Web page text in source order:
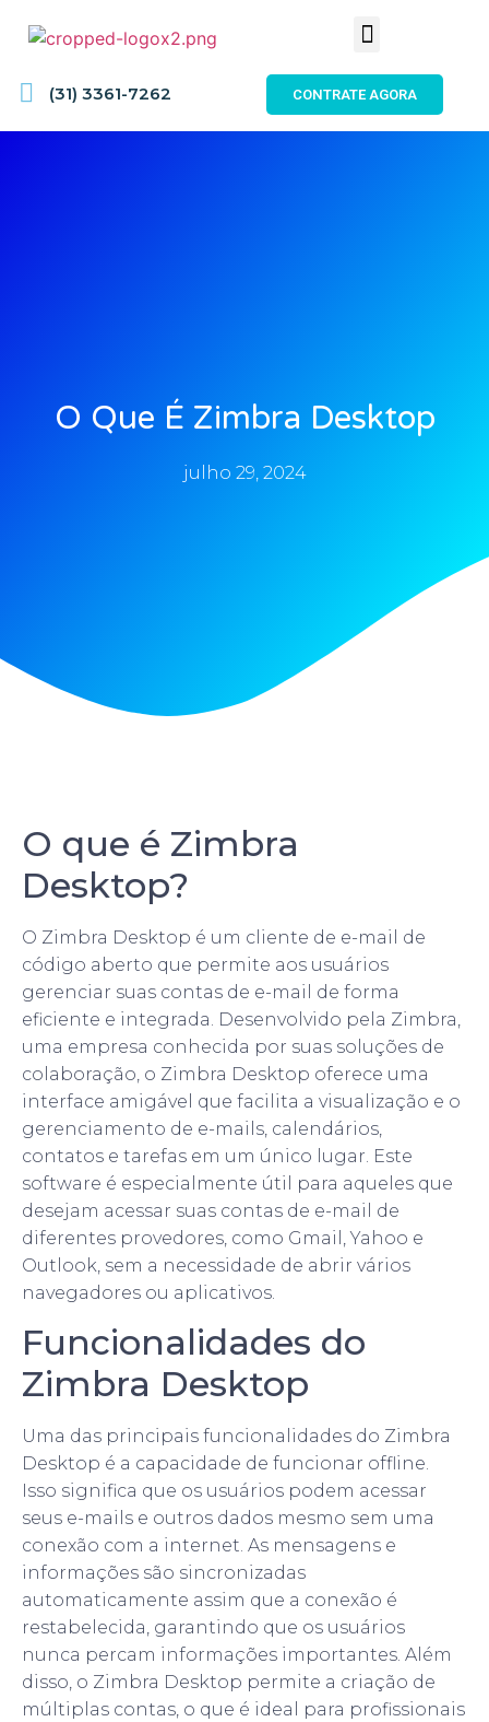
(31) 3361-7262 CONTRATE AGORA
O Que É Zimbra Desktop
julho 29, 2024
O que é Zimbra
Desktop?
O Zimbra Desktop é um cliente de e-mail de
código aberto que permite aos usuários
gerenciar suas contas de e-mail de forma
eficiente e integrada. Desenvolvido pela Zimbra,
uma empresa conhecida por suas soluções de
colaboração, o Zimbra Desktop oferece uma
interface amigável que facilita a visualização e o
gerenciamento de e-mails, calendários,
contatos e tarefas em um único lugar. Este
software é especialmente útil para aqueles que
desejam acessar suas contas de e-mail de
diferentes provedores, como Gmail, Yahoo e
Outlook, sem a necessidade de abrir vários
navegadores ou aplicativos.
Funcionalidades do
Zimbra Desktop
Uma das principais funcionalidades do Zimbra
Desktop é a capacidade de funcionar offline.
Isso significa que os usuários podem acessar
seus e-mails e outros dados mesmo sem uma
conexão com a internet. As mensagens e
informações são sincronizadas
automaticamente assim que a conexão é
restabelecida, garantindo que os usuários
nunca percam informações importantes. Além
disso, o Zimbra Desktop permite a criação de
múltiplas contas, o que é ideal para profissionais